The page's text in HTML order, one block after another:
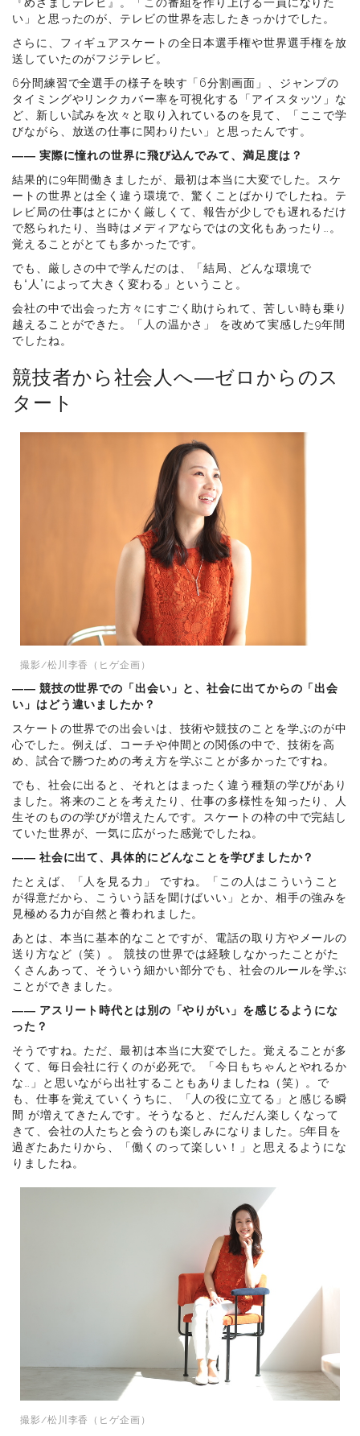
い」と思ったのが、テレビの世界を志したきっかけでした。
さらに、フィギュアスケートの全日本選手権や世界選手権を放
送していたのがフジテレビ。
6分間練習で全選手の様子を映す「6分割画面」、ジャンプの
タイミングやリンクカバー率を可視化する「アイスタッツ」な
ど、新しい試みを次々と取り入れているのを見て、「ここで学
びながら、放送の仕事に関わりたい」と思ったんです。
―― 実際に憧れの世界に飛び込んでみて、満足度は？
結果的に9年間働きましたが、最初は本当に大変でした。スケ
ートの世界とは全く違う環境で、驚くことばかりでしたね。テ
レビ局の仕事はとにかく厳しくて、報告が少しでも遅れるだけ
で怒られたり、当時はメディアならではの文化もあったり…。
覚えることがとても多かったです。
でも、厳しさの中で学んだのは、「結局、どんな環境で
も“人”によって大きく変わる」ということ。
会社の中で出会った方々にすごく助けられて、苦しい時も乗り
越えることができた。「人の温かさ」 を改めて実感した9年間
でしたね。
競技者から社会人へ―ゼロからのス
タート
撮影/松川李香（ヒゲ企画）
―― 競技の世界での「出会い」と、社会に出てからの「出会
い」はどう違いましたか？
スケートの世界での出会いは、技術や競技のことを学ぶのが中
心でした。例えば、コーチや仲間との関係の中で、技術を高
め、試合で勝つための考え方を学ぶことが多かったですね。
でも、社会に出ると、それとはまったく違う種類の学びがあり
ました。将来のことを考えたり、仕事の多様性を知ったり、人
生そのものの学びが増えたんです。スケートの枠の中で完結し
ていた世界が、一気に広がった感覚でしたね。
―― 社会に出て、具体的にどんなことを学びましたか？
たとえば、「人を見る力」 ですね。「この人はこういうこと
が得意だから、こういう話を聞けばいい」とか、相手の強みを
見極める力が自然と養われました。
あとは、本当に基本的なことですが、電話の取り方やメールの
送り方など（笑）。 競技の世界では経験しなかったことがた
くさんあって、そういう細かい部分でも、社会のルールを学ぶ
ことができました。
―― アスリート時代とは別の「やりがい」を感じるようにな
った？
そうですね。ただ、最初は本当に大変でした。覚えることが多
くて、毎日会社に行くのが必死で。「今日もちゃんとやれるか
な…」と思いながら出社することもありましたね（笑）。で
も、仕事を覚えていくうちに、「人の役に立てる」と感じる瞬
間 が増えてきたんです。そうなると、だんだん楽しくなって
きて、会社の人たちと会うのも楽しみになりました。5年目を
過ぎたあたりから、「働くのって楽しい！」と思えるようにな
りましたね。
撮影/松川李香（ヒゲ企画）